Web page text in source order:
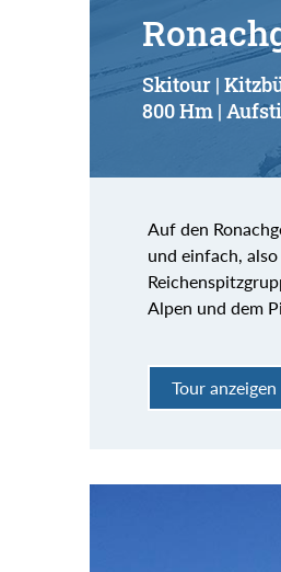
Skitour |
800 Hm |
Auf den
und einfach,
Alpen und dem
Tour anzeigen